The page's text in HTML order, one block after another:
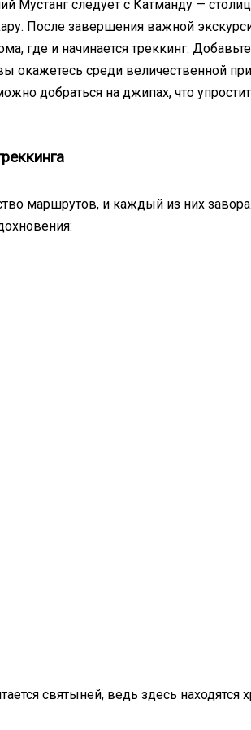
Мустанг следует с Катманду —
После завершения важной
где и начинается треккинг.
окажетесь среди величественной
добраться на джипах, что
маршрутов, и каждый из них
святыней, ведь здесь